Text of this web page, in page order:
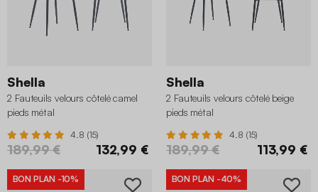
Shella
2 Fauteuils velours côtelé camel
pieds métal
4.8 (15)
189,99 € 132,99 €
Shella
2 Fauteuils velours côtelé beige
pieds métal
4.8 (15)
189,99 € 113,99 €
BON PLAN -10% BON PLAN -40%